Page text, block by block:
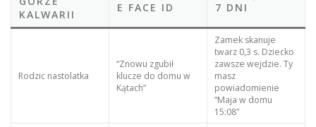
KALWARII
E FACE ID
7 DNI
Rodzic nastolatka
“Znowu zgubił
klucze do domu w
Kątach”
Zamek skanuje
twarz 0,3 s. Dziecko
zawsze wejdzie. Ty
masz
powiadomienie
“Maja w domu
15:08”